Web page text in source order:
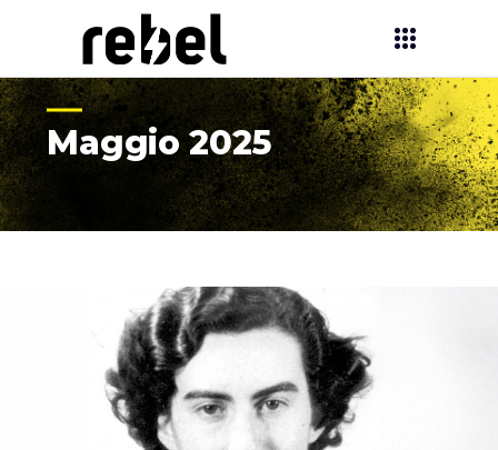
Maggio 2025